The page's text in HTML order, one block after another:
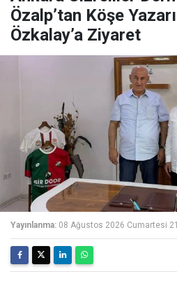
Özalp’tan Köşe
Özkalay’a Ziyaret
Yayınlanma: 08 Ağustos 2026 Cumartesi